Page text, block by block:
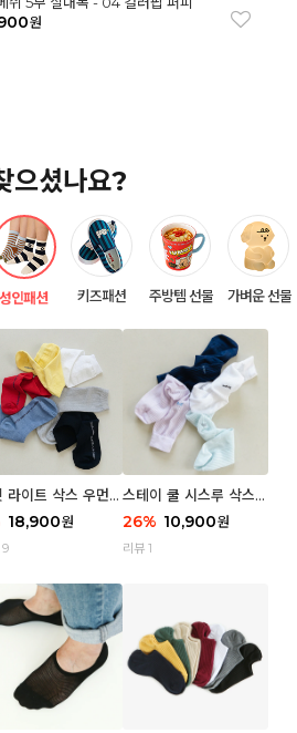
원
으셨나요?
성인패션 키즈패션 주방템 선물 가벼운 선물
라이트 삭스 우먼 3
18,900원
9
스테이 쿨 시스루 삭스
우먼 2P
26% 10,900원
리뷰 1